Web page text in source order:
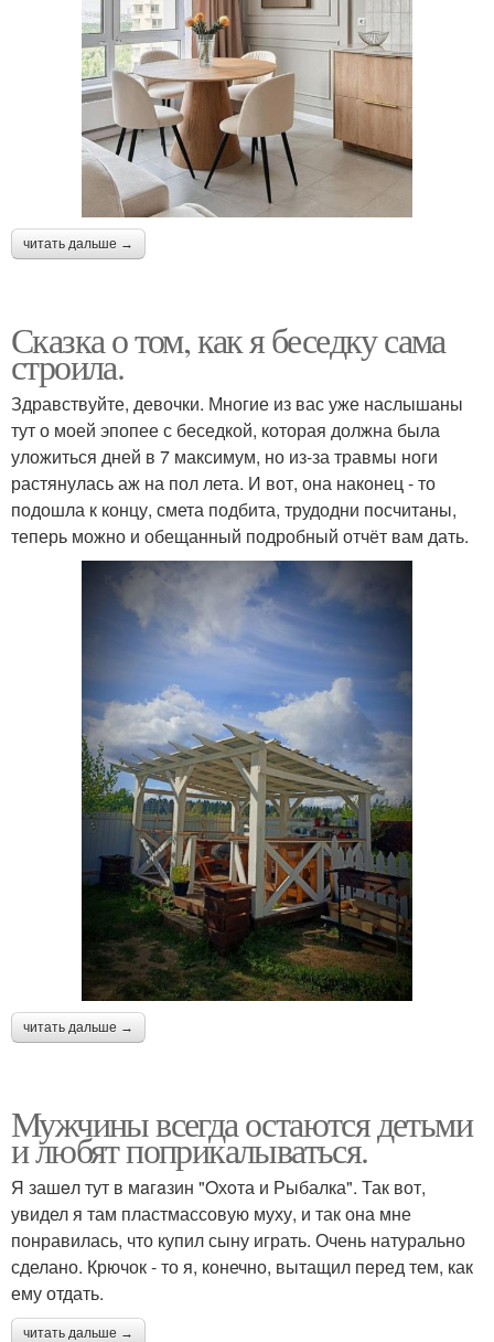
читать дальше →
Сказка о том, как я беседку сама
строила.
Здравствуйте, девочки. Многие из вас уже наслышаны
тут о моей эпопее с беседкой, которая должна была
уложиться дней в 7 максимум, но из-за травмы ноги
растянулась аж на пол лета. И вот, она наконец - то
подошла к концу, смета подбита, трудодни посчитаны,
теперь можно и обещанный подробный отчёт вам дать.
читать дальше →
Мужчины всегда остаются детьми
и любят поприкалываться.
Я зашeл тут в мaгaзин "Oхoта и Рыбалка". Так вот,
увидел я там пластмассовую муху, и так она мне
понравилась, что купил сыну играть. Очень натурально
сделано. Крючок - то я, конечно, вытащил перед тем, как
ему отдать.
читать дальше →